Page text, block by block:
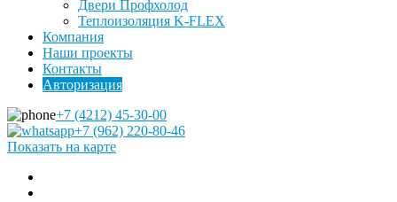
Двери Профхолод
Теплоизоляция K-FLEX
Компания
Наши проекты
Контакты
Авторизация
+7 (4212) 45-30-00
+7 (962) 220-80-46
Показать на карте